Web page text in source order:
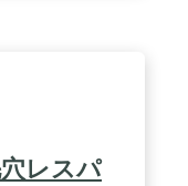
レスパ